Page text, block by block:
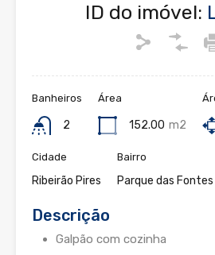
ID do imóvel:
Banheiros
2
Área
152.00 m2
Cidade
Ribeirão Pires
Bairro
Parque das Fontes
Descrição
Galpão com cozinha